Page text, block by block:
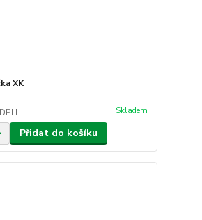
XK
Skladem
Přidat do košíku